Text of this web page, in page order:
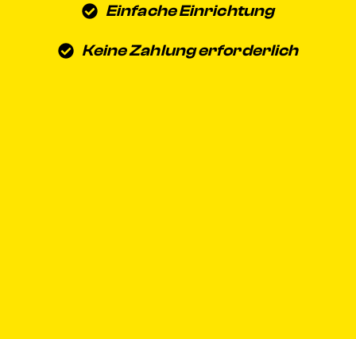
Einfache Einrichtung
Keine Zahlung erforderlich